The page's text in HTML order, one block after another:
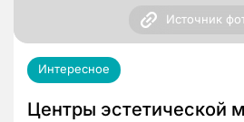
Источник
Интересное
Центры эстетической